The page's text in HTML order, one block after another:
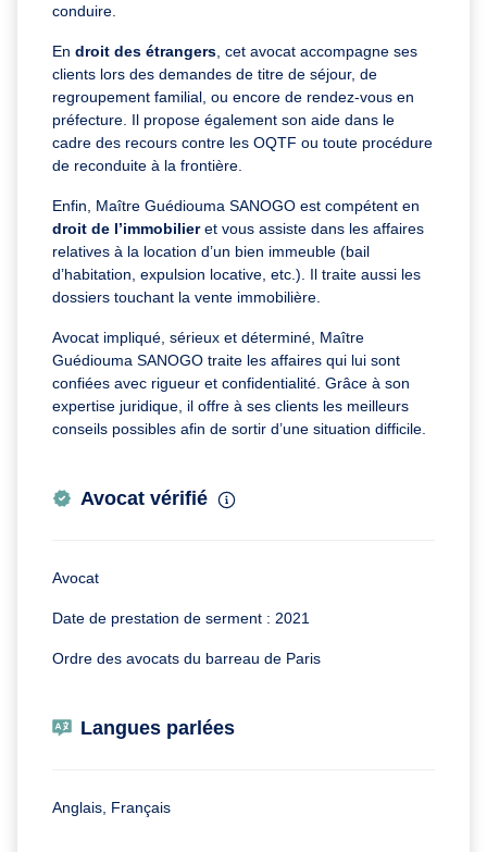
conduire.
En droit des étrangers , cet avocat accompagne ses
clients lors des demandes de titre de séjour, de
regroupement familial, ou encore de rendez-vous en
préfecture. Il propose également son aide dans le
cadre des recours contre les OQTF ou toute procédure
de reconduite à la frontière.
Enfin, Maître Guédiouma SANOGO est compétent en
droit de l’immobilieret vous assiste dans les affaires
relatives à la location d’un bien immeuble (bail
d’habitation, expulsion locative, etc.). Il traite aussi les
dossiers touchant la vente immobilière.
Avocat impliqué, sérieux et déterminé, Maître
Guédiouma SANOGO traite les affaires qui lui sont
confiées avec rigueur et confidentialité. Grâce à son
expertise juridique, il offre à ses clients les meilleurs
conseils possibles afin de sortir d’une situation difficile.
Avocat vérifié
Avocat
Date de prestation de serment : 2021
Ordre des avocats du barreau de Paris
Langues parlées
Anglais, Français